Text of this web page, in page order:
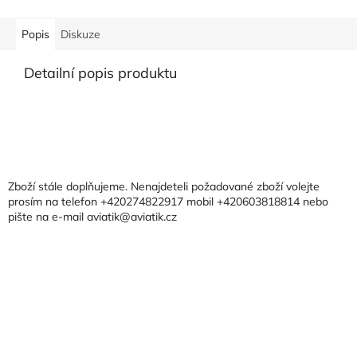
Popis Diskuze
Detailní popis produktu
aZboží stále doplňujeme. Nenajdeteli požadované zboží volejte
prosím na telefon +420274822917 mobil +420603818814 nebo
pište na e-mail aviatik@aviatik.cz